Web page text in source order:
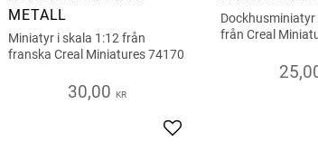
METALL
Miniatyr i skala 1:12 från
franska Creal Miniatures 74170
30,00 KR
Add to favorites
Dockhusminiatyr
från Creal